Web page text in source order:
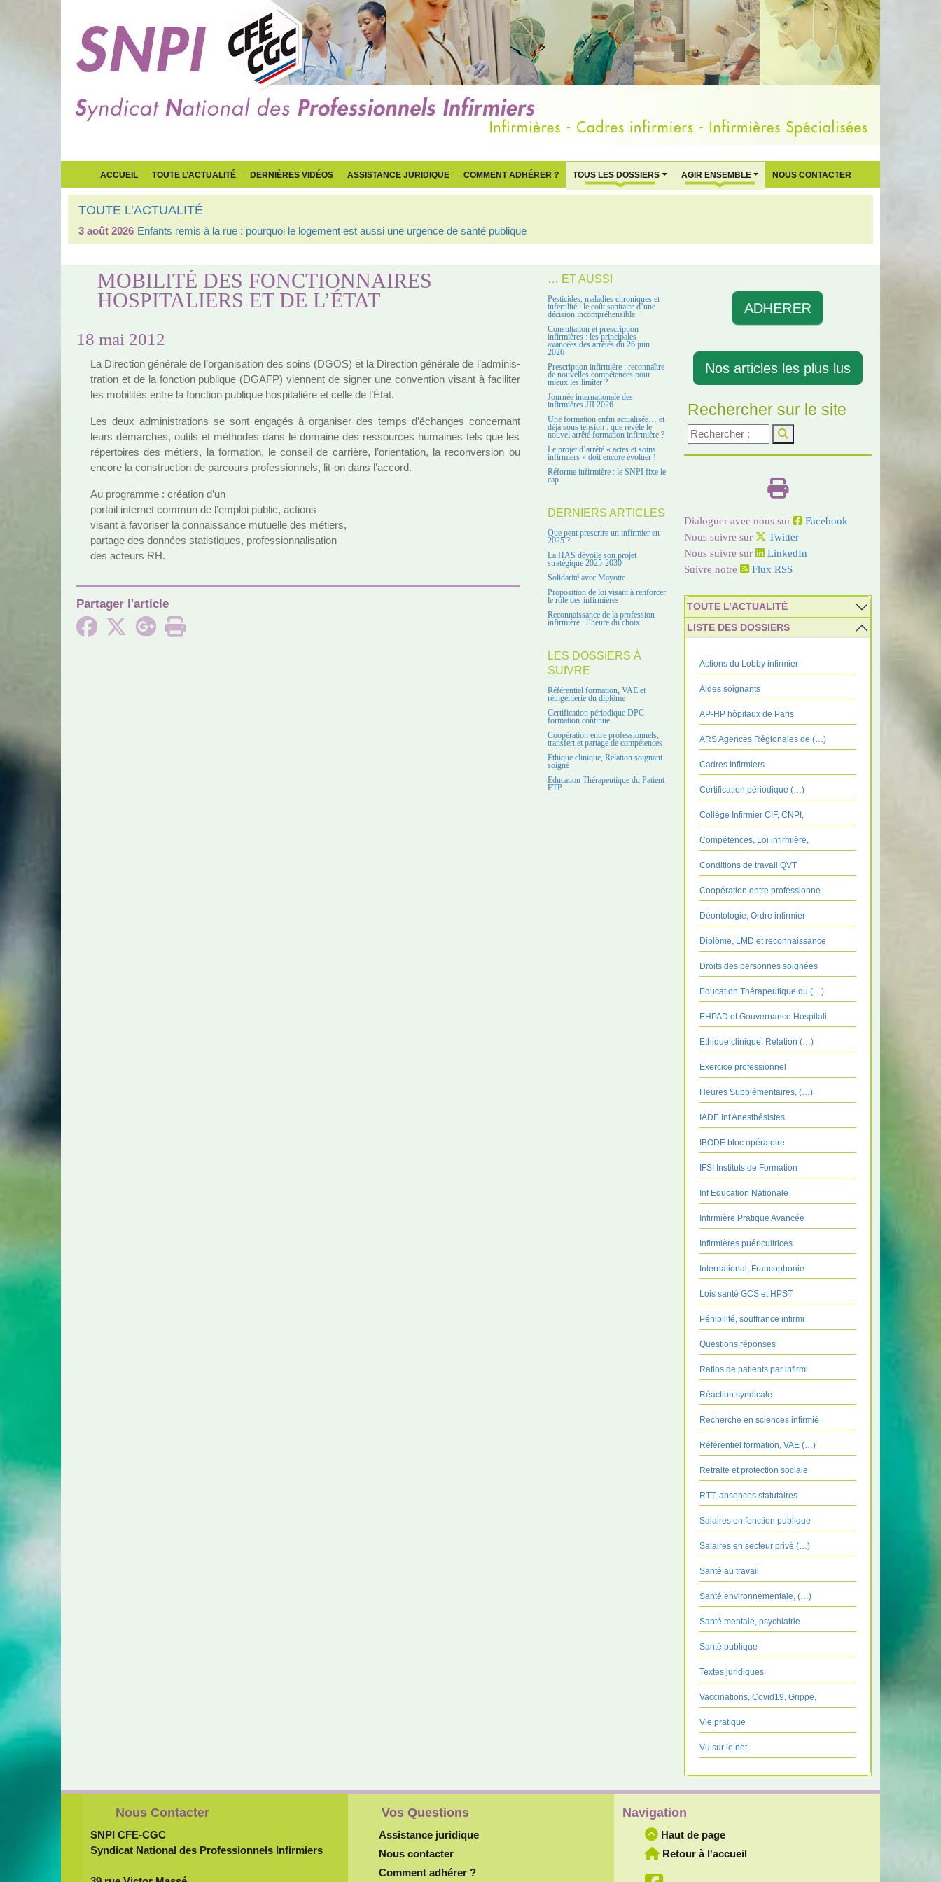
ACCUEIL TOUTE L’ACTUALITÉ DERNIÈRES VIDÉOS ASSISTANCE JURIDIQUE COMMENT ADHÉRER ? TOUS LES DOSSIERS AGIR ENSEMBLE NOUS CONTACTER
TOUTE L’ACTUALITÉ
3 août 2026 Enfants remis à la rue : pourquoi le logement est aussi une urgence de santé publique
MOBILITÉ DES FONCTIONNAIRES
HOSPITALIERS ET DE L’ÉTAT
18 mai 2012
La Direction géné­rale de l’orga­ni­sa­tion des soins (DGOS) et la Direction géné­rale de l’admi­nis­
tra­tion et de la fonc­tion publi­que (DGAFP) vien­nent de signer une conven­tion visant à faci­li­ter
les mobi­li­tés entre la fonc­tion publi­que hos­pi­ta­lière et celle de l’État.
Les deux admi­nis­tra­tions se sont enga­gés à orga­ni­ser des temps d’échanges concer­nant
leurs démar­ches, outils et métho­des dans le domaine des res­sour­ces humai­nes tels que les
réper­toi­res des métiers, la for­ma­tion, le conseil de car­rière, l’orien­ta­tion, la reconver­sion ou
encore la cons­truc­tion de par­cours pro­fes­sion­nels, lit-on dans l’accord.
Au pro­gramme : créa­tion d’un
por­tail inter­net commun de l’emploi public, actions
visant à favo­ri­ser la connais­sance mutuelle des métiers,
par­tage des don­nées sta­tis­ti­ques, pro­fes­sion­na­li­sa­tion
des acteurs RH.
Partager l'article
… ET AUSSI
Pesticides, maladies chroniques et
infertilité : le coût sanitaire d’une
décision incompréhensible
Consultation et prescription
infirmières : les principales
avancées des arrêtés du 26 juin
2026
Prescription infirmière : reconnaître
de nouvelles compétences pour
mieux les limiter ?
Journée internationale des
infirmières JII 2026
Une formation enfin actualisée… et
déjà sous tension : que révèle le
nouvel arrêté formation infirmière ?
Le projet d’arrêté « actes et soins
infirmiers » doit encore évoluer !
Réforme infirmière : le SNPI fixe le
cap
DERNIERS ARTICLES
Que peut prescrire un infirmier en
2025 ?
La HAS dévoile son projet
stratégique 2025-2030
Solidarité avec Mayotte
Proposition de loi visant à renforcer
le rôle des infirmières
Reconnaissance de la profession
infirmière : l’heure du choix
LES DOSSIERS À
SUIVRE
Référentiel formation, VAE et
réingénierie du diplôme
Certification périodique DPC
formation continue
Coopération entre professionnels,
transfert et partage de compétences
Ethique clinique, Relation soignant
soigné
Education Thérapeutique du Patient
ETP
ADHERER
Nos articles les plus lus
Rechercher sur le site
Dialoguer avec nous sur
Facebook
Nous suivre sur
Twitter
Nous suivre sur
LinkedIn
Suivre notre
Flux RSS
TOUTE L’ACTUALITÉ
LISTE DES DOSSIERS
Actions du Lobby infirmier
Aides soignants
AP-HP hôpitaux de Paris
ARS Agences Régionales de (…)
Cadres Infirmiers
Certification périodique (…)
Collège Infirmier CIF, CNPI,
Compétences, Loi infirmière,
Conditions de travail QVT
Coopération entre professionne
Déontologie, Ordre infirmier
Diplôme, LMD et reconnaissance
Droits des personnes soignées
Education Thérapeutique du (…)
EHPAD et Gouvernance Hospitali
Ethique clinique, Relation (…)
Exercice professionnel
Heures Supplémentaires, (…)
IADE Inf Anesthésistes
IBODE bloc opératoire
IFSI Instituts de Formation
Inf Education Nationale
Infirmière Pratique Avancée
Infirmières puéricultrices
International, Francophonie
Lois santé GCS et HPST
Pénibilité, souffrance infirmi
Questions réponses
Ratios de patients par infirmi
Réaction syndicale
Recherche en sciences infirmiè
Référentiel formation, VAE (…)
Retraite et protection sociale
RTT, absences statutaires
Salaires en fonction publique
Salaires en secteur privé (…)
Santé au travail
Santé environnementale, (…)
Santé mentale, psychiatrie
Santé publique
Textes juridiques
Vaccinations, Covid19, Grippe,
Vie pratique
Vu sur le net
Nous Contacter
SNPI CFE-CGC
Syndicat National des Professionnels Infirmiers
Vos Questions
Assistance juridique
Nous contacter
Comment adhérer ?
Navigation
Haut de page
Retour à l'accueil